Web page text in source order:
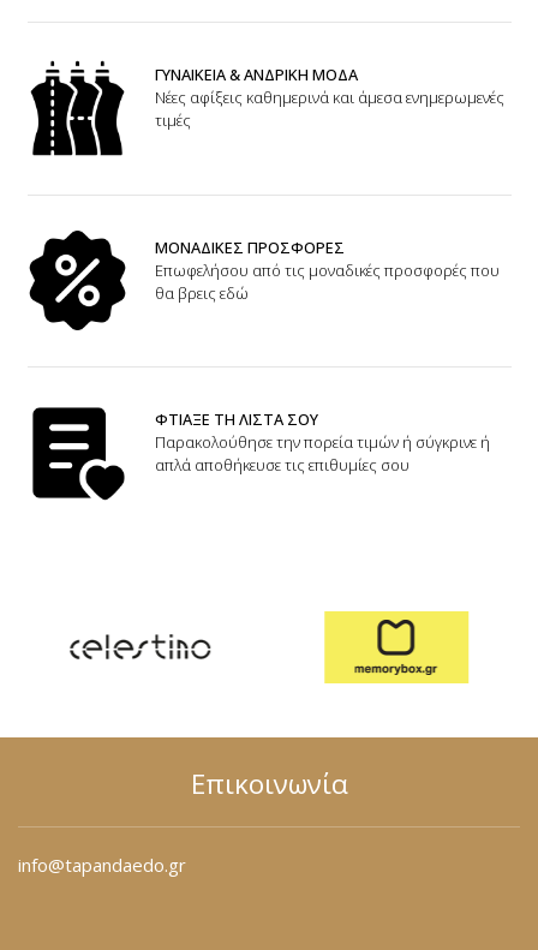
ΓΥΝΑΙΚΕΙΑ & ΑΝΔΡΙΚΗ ΜΟΔΑ
Νέες αφίξεις καθημερινά και άμεσα ενημερωμενές
τιμές
ΜΟΝΑΔΙΚΕΣ ΠΡΟΣΦΟΡΕΣ
Επωφελήσου από τις μοναδικές προσφορές που
θα βρεις εδώ
ΦΤΙΑΞΕ ΤΗ ΛΙΣΤΑ ΣΟΥ
Παρακολούθησε την πορεία τιμών ή σύγκρινε ή
απλά αποθήκευσε τις επιθυμίες σου
Επικοινωνία
info@tapandaedo.gr